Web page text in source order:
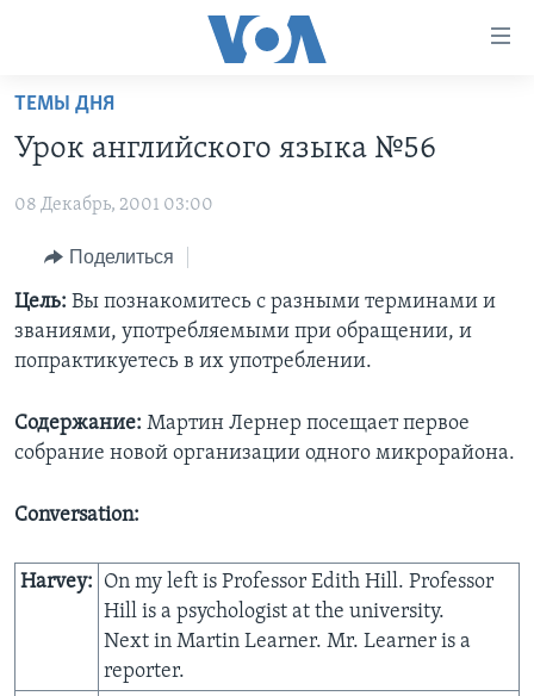
Перейти
основной
Перейти
навигации
Перейти
ПРОГРАММЫ
АМЕРИКА
НОВОСТИ ЗА МИНУТУ
ИТОГИ
ПОЧЕМУ ЭТО ВАЖНО?
ДЕТАЛИ
НЬЮ-ЙОРК NEW YORK
АМЕРИКА. БОЛЬШОЕ ПУТЕШЕСТВИЕ
ПРОЕКТЫ
УЧИМ АНГЛИЙСКИЙ
НАША АМЕРИКАНСКАЯ ИСТОРИЯ
А КАК В АМЕРИКЕ?
АМЕРИКАНСКИЕ ГОРОДКИ
ТЕСТЫ
ЭКСПЕРТИЗА
ИНТЕРВЬЮ
ФАКТЫ ПРОТИВ ФЕЙКОВ
УЧИМ АНГЛИЙСКИЙ
ВИДЕО
ПОДПИСКА НА НОВОСТИ
Learning English
СОЦИАЛЬНЫЕ СЕТИ
ТЕМЫ ДНЯ
Урок английского языка №56
08 Декабрь, 2001 03:00
Поделиться
Цель: Вы познакомитесь с разными терминами и
званиями, употребляемыми при обращении, и
попрактикуетесь в их употреблении.
Содержание: Мартин Лернер посещает первое
собрание новой организации одного микрорайона.
Conversation:
Harvey: On my left is Professor Edith Hill. Professor
Hill is a psychologist at the university.
Next in Martin Learner. Mr. Learner is a
reporter.